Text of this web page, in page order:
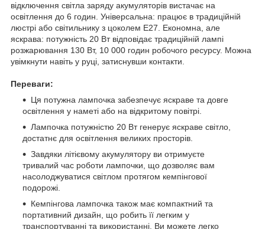
відключення світла заряду акумуляторів вистачає на
освітлення до 6 годин. Універсальна: працює в традиційній
люстрі або світильнику з цоколем Е27. Економна, але
яскрава: потужність 20 Вт відповідає традиційній лампі
розжарювання 130 Вт, 10 000 годин робочого ресурсу. Можна
увімкнути навіть у руці, затиснувши контакти.
Переваги:
Ця потужна лампочка забезпечує яскраве та довге
освітлення у наметі або на відкритому повітрі.
Лампочка потужністю 20 Вт генерує яскраве світло,
достатнє для освітлення великих просторів.
Завдяки літієвому акумулятору ви отримуєте
тривалий час роботи лампочки, що дозволяє вам
насолоджуватися світлом протягом кемпінгової
подорожі.
Кемпінгова лампочка також має компактний та
портативний дизайн, що робить її легким у
транспортуванні та використанні. Ви можете легко